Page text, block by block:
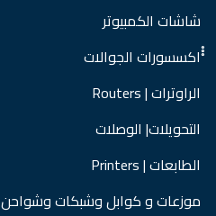
شاشات الكمبيوتر
ْْْاكسسورات الجوالات
الراوترات | Routers
التحويلات| الوصلات
الطابعات | Printers
موزعات و كوابل وشبكات وشواحن